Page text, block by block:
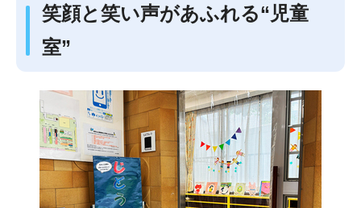
笑顔と笑い声があふれる“児童
室”